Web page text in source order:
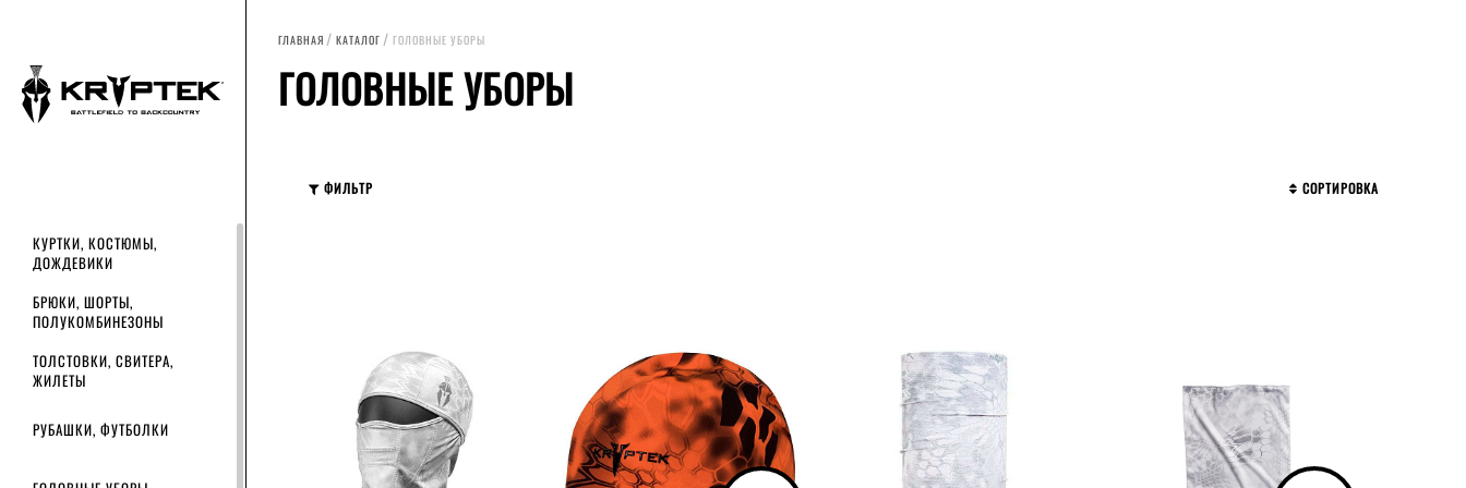
КУРТКИ, КОСТЮМЫ,
ДОЖДЕВИКИ
БРЮКИ, ШОРТЫ,
ПОЛУКОМБИНЕЗОНЫ
ТОЛСТОВКИ, СВИТЕРА,
ЖИЛЕТЫ
РУБАШКИ, ФУТБОЛКИ
ГЛАВНАЯ КАТАЛОГ ГОЛОВНЫЕ УБОРЫ
ГОЛОВНЫЕ УБОРЫ
ФИЛЬТР
руб.
60/61
KRYPTEK TRANSITIONAL
KRYPTEK WRAITH/YETI
KRYPTEK HIGHLANDER
СОРТИРОВКА